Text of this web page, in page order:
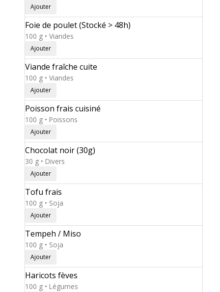
Ajouter
Foie de poulet (Stocké > 48h)
100 g • Viandes
Ajouter
Viande fraîche cuite
100 g • Viandes
Ajouter
Poisson frais cuisiné
100 g • Poissons
Ajouter
Chocolat noir (30g)
30 g • Divers
Ajouter
Tofu frais
100 g • Soja
Ajouter
Tempeh / Miso
100 g • Soja
Ajouter
Haricots fèves
100 g • Légumes